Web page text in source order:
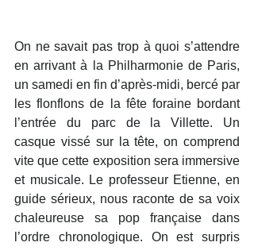
On ne savait pas trop à quoi s’attendre
en arrivant à la Philharmonie de Paris,
un samedi en fin d’après-midi, bercé par
les flonflons de la fête foraine bordant
l’entrée du parc de la Villette. Un
casque vissé sur la tête, on comprend
vite que cette exposition sera immersive
et musicale. Le professeur Etienne, en
guide sérieux, nous raconte de sa voix
chaleureuse sa pop française dans
l’ordre chronologique. On est surpris